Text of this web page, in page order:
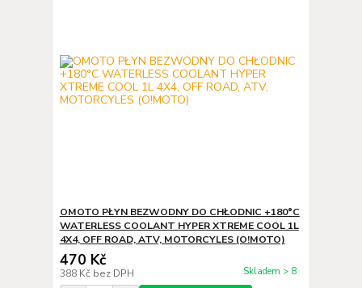
OMOTO PŁYN BEZWODNY DO CHŁODNIC +180°C
WATERLESS COOLANT HYPER XTREME COOL 1L
4X4, OFF ROAD, ATV, MOTORCYLES (O!MOTO)
470 Kč
388 Kč bez DPH Skladem > 8